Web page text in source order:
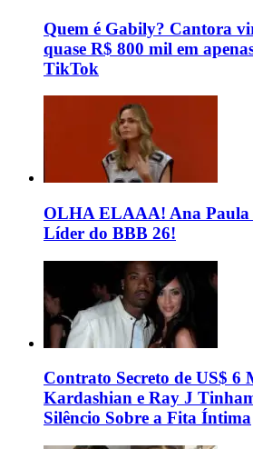
Quem é Gabily? Cantora
quase R$ 800 mil em
TikTok
OLHA ELAAA! Ana Paula
Líder do BBB 26!
Contrato Secreto de US$ 6
Kardashian e Ray J
Silêncio Sobre a Fita Íntima